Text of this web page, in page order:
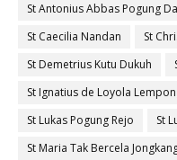
St Antonius Abbas Pogung
St Caecilia Nandan
St
St Demetrius Kutu Dukuh
St Ignatius de Loyola
St Lukas Pogung Rejo
St
St Maria Tak Bercela